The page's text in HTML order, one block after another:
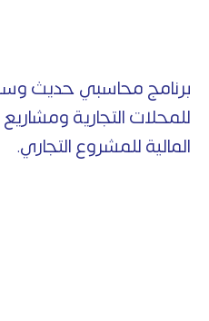
برنامج محاسبي حديث وسهل
للمحلات التجارية ومشاريع
المالية للمشروع التجاري.